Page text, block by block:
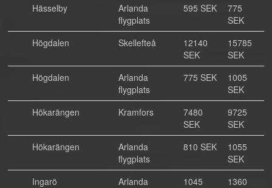
Hässelby
Arlanda
flygplats
595 SEK
775
SEK
Högdalen
Skellefteå
12140
SEK
15785
SEK
Högdalen
Arlanda
flygplats
775 SEK
1005
SEK
Hökarängen
Kramfors
7480
SEK
9725
SEK
Hökarängen
Arlanda
flygplats
810 SEK
1055
SEK
Ingarö
Arlanda
1045
1360